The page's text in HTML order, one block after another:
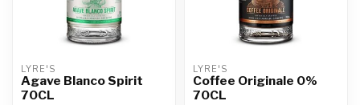
LYRE'S
Agave Blanco Spirit
70CL
LYRE'S
Coffee Originale 0%
70CL